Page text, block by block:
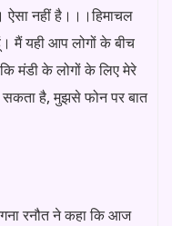
ऐसा नहीं है।।।हिमाचल
मैं यही आप लोगों के बीच
मंडी के लोगों के लिए मेरे
है, मुझसे फोन पर बात
रनौत ने कहा कि आज